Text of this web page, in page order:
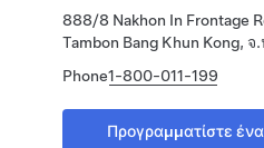
888/8 Nakhon In Frontage
Tambon Bang Khun Kong,
Phone1-800-011-199
Προγραμματίστε